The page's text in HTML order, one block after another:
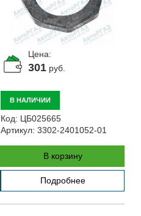
Цена:
301 руб.
В НАЛИЧИИ
Код: ЦБ025665
Артикул: 3302-2401052-01
В корзину
Подробнее